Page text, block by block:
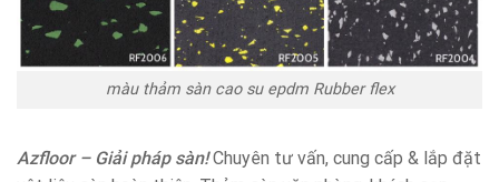
màu thảm sàn cao su epdm Rubber flex
Azfloor – Giải pháp sàn!Chuyên tư vấn, cung cấp & lắp đặt